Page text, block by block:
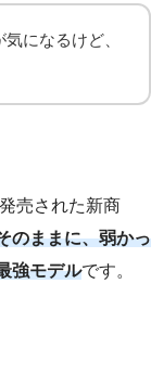
になるけど、
売された新商
のままに、弱かっ
強モデルです。